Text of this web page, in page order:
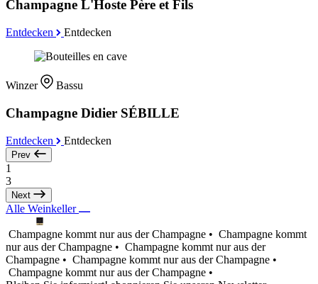
Champagne L'Hoste Père et Fils
Entdecken Entdecken
Winzer Bassu
Champagne Didier SÉBILLE
Entdecken Entdecken
Prev
1
3
Next
Alle Weinkeller
Champagne kommt nur aus der Champagne • Champagne kommt
nur aus der Champagne • Champagne kommt nur aus der
Champagne • Champagne kommt nur aus der Champagne •
Champagne kommt nur aus der Champagne •